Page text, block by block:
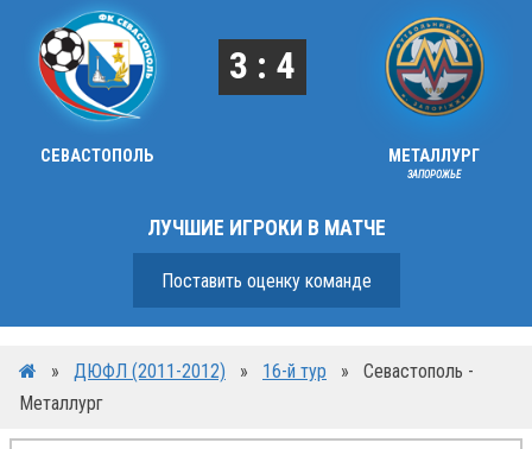
СЕВАСТОПОЛЬ
3 : 4
МЕТАЛЛУРГ
ЗАПОРОЖЬЕ
ЛУЧШИЕ ИГРОКИ В МАТЧЕ
Поставить оценку команде
» ДЮФЛ (2011-2012) » 16-й тур »
Севастополь -
Металлург